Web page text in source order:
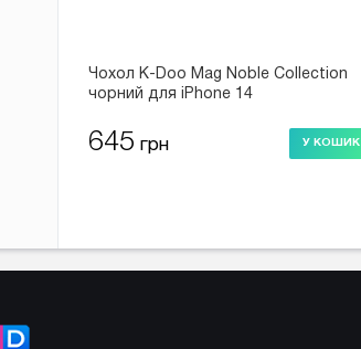
Чохол K-Doo Mag Noble Collection
чорний для iPhone 14
645 грн У КОШИК